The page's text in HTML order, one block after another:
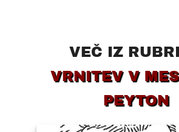
VEČ IZ
VRNITEV V
PEYTON